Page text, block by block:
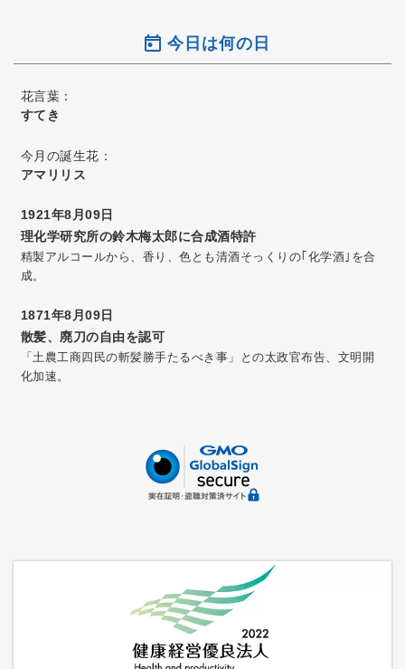
今日は何の日
花言葉：
すてき
今月の誕生花：
アマリリス
1921年8月09日
理化学研究所の鈴木梅太郎に合成酒特許
精製アルコールから、香り、色とも清酒そっくりの｢化学酒｣を合
成。
1871年8月09日
散髪、廃刀の自由を認可
「土農工商四民の斬髪勝手たるべき事」との太政官布告、文明開
化加速。